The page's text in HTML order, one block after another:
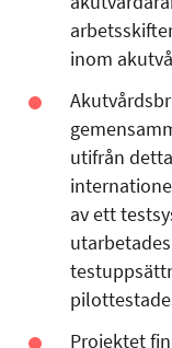
inom
utifrån
av ett
Projektet